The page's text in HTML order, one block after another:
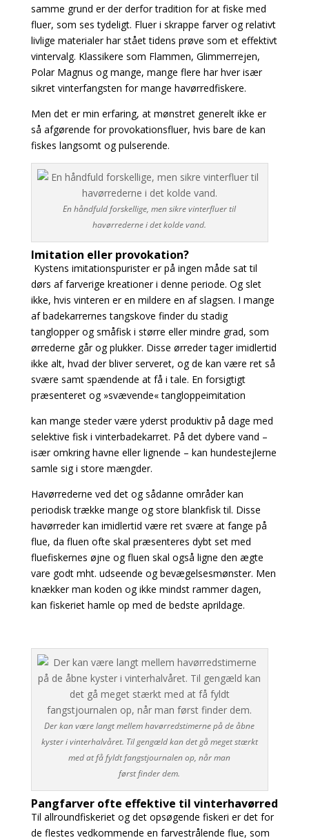
samme grund er der derfor tradition for at fiske med
fluer, som ses tydeligt. Fluer i skrappe farver og relativt
livlige materialer har stået tidens prøve som et effektivt
vintervalg. Klassikere som Flammen, Glimmerrejen,
Polar Magnus og mange, mange flere har hver især
sikret vinterfangsten for mange havørredfiskere.
Men det er min erfaring, at mønstret generelt ikke er
så afgørende for provokationsfluer, hvis bare de kan
fiskes langsomt og pulserende.
En håndfuld forskellige, men sikre vinterfluer til
havørrederne i det kolde vand.
Imitation eller provokation?
Kystens imitationspurister er på ingen måde sat til
dørs af farverige kreationer i denne periode. Og slet
ikke, hvis vinteren er en mildere en af slagsen. I mange
af badekarrernes tangskove finder du stadig
tanglopper og småfisk i større eller mindre grad, som
ørrederne går og plukker. Disse ørreder tager imidlertid
ikke alt, hvad der bliver serveret, og de kan være ret så
svære samt spændende at få i tale. En forsigtigt
præsenteret og »svævende« tangloppeimitation
kan mange steder være yderst produktiv på dage med
selektive fisk i vinterbadekarret. På det dybere vand –
især omkring havne eller lignende – kan hundestejlerne
samle sig i store mængder.
Havørrederne ved det og sådanne områder kan
periodisk trække mange og store blankfisk til. Disse
havørreder kan imidlertid være ret svære at fange på
flue, da fluen ofte skal præsenteres dybt set med
fluefiskernes øjne og fluen skal også ligne den ægte
vare godt mht. udseende og bevægelsesmønster. Men
knækker man koden og ikke mindst rammer dagen,
kan fiskeriet hamle op med de bedste aprildage.
Der kan være langt mellem havørredstimerne på de åbne
kyster i vinterhalvåret. Til gengæld kan det gå meget stærkt
med at få fyldt fangstjournalen op, når man
først finder dem.
Pangfarver ofte effektive til vinterhavørred
Til allroundfiskeriet og det opsøgende fiskeri er det for
de flestes vedkommende en farvestrålende flue, som